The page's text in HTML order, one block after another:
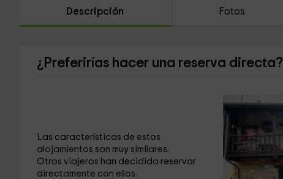
Descripción Fotos
¿Preferirías hacer una reserva directa?
Las características de estos
alojamientos son muy similares.
Otros viajeros han decidido reservar
directamente con ellos.